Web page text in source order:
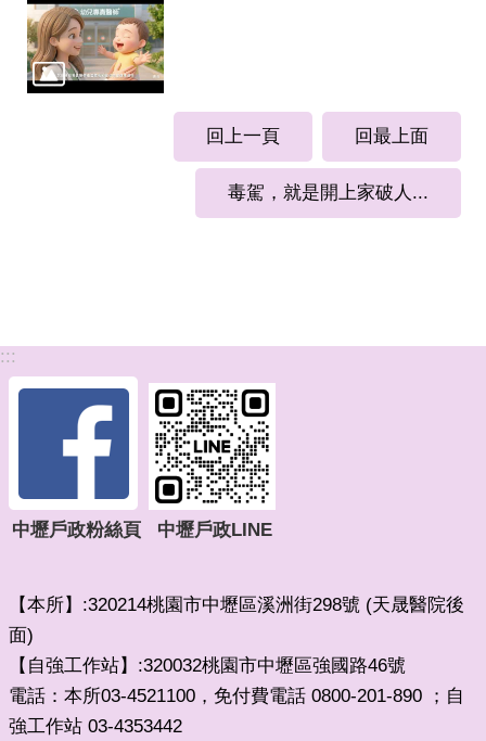
回上一頁 回最上面
毒駕，就是開上家破人...
:::
中壢戶政粉絲頁 中壢戶政LINE
【本所】:320214桃園市中壢區溪洲街298號 (天晟醫院後
面)
【自強工作站】:320032桃園市中壢區強國路46號
電話：本所03-4521100，免付費電話 0800-201-890 ；自
強工作站 03-4353442